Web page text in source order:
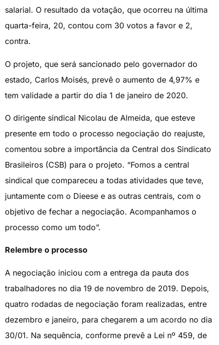
salarial. O resultado da votação, que ocorreu na última
quarta-feira, 20, contou com 30 votos a favor e 2,
contra.
O projeto, que será sancionado pelo governador do
estado, Carlos Moisés, prevê o aumento de 4,97% e
tem validade a partir do dia 1 de janeiro de 2020.
O dirigente sindical Nicolau de Almeida, que esteve
presente em todo o processo negociação do reajuste,
comentou sobre a importância da Central dos Sindicato
Brasileiros (CSB) para o projeto. “Fomos a central
sindical que compareceu a todas atividades que teve,
juntamente com o Dieese e as outras centrais, com o
objetivo de fechar a negociação. Acompanhamos o
processo como um todo”.
Relembre o processo
A negociação iniciou com a entrega da pauta dos
trabalhadores no dia 19 de novembro de 2019. Depois,
quatro rodadas de negociação foram realizadas, entre
dezembro e janeiro, para chegarem a um acordo no dia
30/01. Na sequência, conforme prevê a Lei nº 459, de